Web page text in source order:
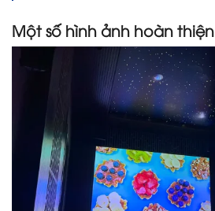
Một số hình ảnh hoàn thiện